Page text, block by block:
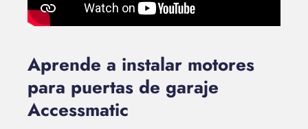
Aprende a instalar motores
para puertas de garaje
Accessmatic